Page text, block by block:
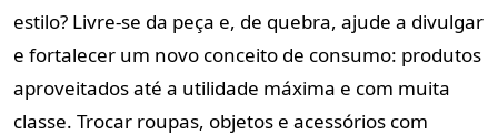
estilo? Livre-se da peça e, de quebra, ajude a divulgar
e fortalecer um novo conceito de consumo: produtos
aproveitados até a utilidade máxima e com muita
classe. Trocar roupas, objetos e acessórios com